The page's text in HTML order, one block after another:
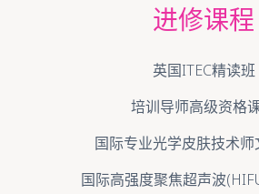
进修课程
英国ITEC精读班
培训导师高级资格
国际专业光学皮肤技术师
国际高强度聚焦超声波